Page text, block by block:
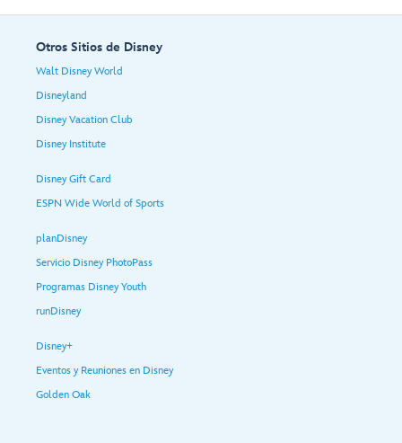
Otros Sitios de Disney
Walt Disney World
Disneyland
Disney Vacation Club
Disney Institute
Disney Gift Card
ESPN Wide World of Sports
planDisney
Servicio Disney PhotoPass
Programas Disney Youth
runDisney
Disney+
Eventos y Reuniones en Disney
Golden Oak